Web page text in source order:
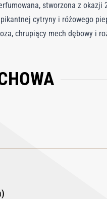
stworzona z okazji
cytryny i różowego
chrupiący mech dębowy i